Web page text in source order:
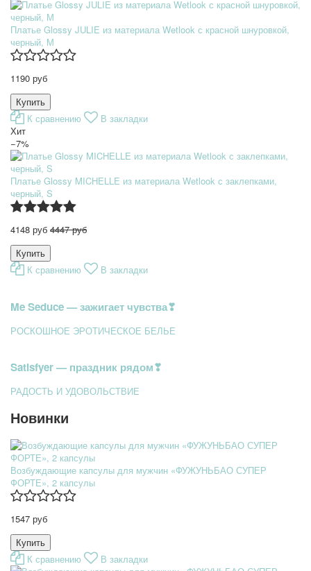
Платье Glossy JULIE из материала Wetlook с красной шнуровкой,
черный, М
1190 руб
К сравнению
В закладки
Хит
−7%
Платье Glossy MICHELLE из материала Wetlook с заклепками,
черный, S
4148 руб 4447 руб
К сравнению В закладки
Me Seduce — зажигает чувства❣
РОСКОШНОЕ ЭРОТИЧЕСКОЕ БЕЛЬЕ
Satisfyer — праздник рядом❣
РАДОСТЬ И УДОВОЛЬСТВИЕ
Новинки
Возбуждающие капсулы для мужчин «ФУЖУНЬБАО СУПЕР
ФОРТЕ», 2 капсулы
1547 руб
К сравнению В закладки